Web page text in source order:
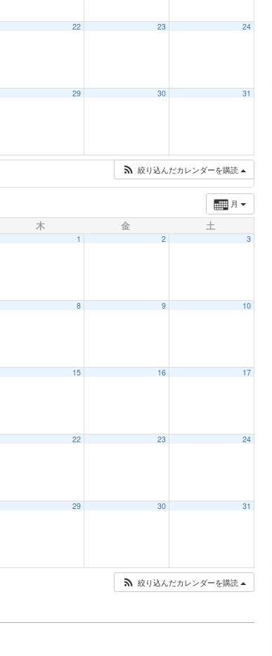
22 23 24
29 30 31
絞り込んだカレンダーを購読
月
木 金 土
1 2 3
8 9 10
15 16 17
22 23 24
29 30 31
絞り込んだカレンダーを購読